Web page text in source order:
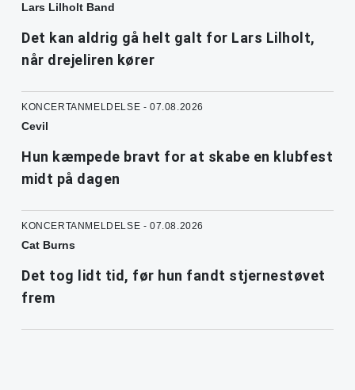
Lars Lilholt Band
Det kan aldrig gå helt galt for Lars Lilholt,
når drejeliren kører
KONCERTANMELDELSE - 07.08.2026
Cevil
Hun kæmpede bravt for at skabe en klubfest
midt på dagen
KONCERTANMELDELSE - 07.08.2026
Cat Burns
Det tog lidt tid, før hun fandt stjernestøvet
frem